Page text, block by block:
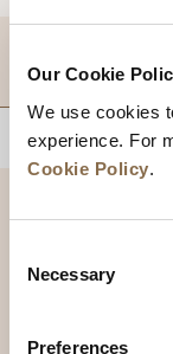
Our Cookie
We use cookies
experience. For
Cookie Policy.
Selection
Necessary
Preferences
적지